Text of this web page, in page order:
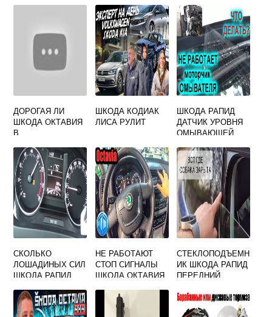
ДОРОГАЯ ЛИ
ШКОДА ОКТАВИЯ
В
ШКОДА КОДИАК
ЛИСА РУЛИТ
ШКОДА РАПИД
ДАТЧИК УРОВНЯ
ОМЫВАЮЩЕЙ
СКОЛЬКО
ЛОШАДИНЫХ СИЛ
ШКОДА РАПИД
НЕ РАБОТАЮТ
СТОП СИГНАЛЫ
ШКОДА ОКТАВИЯ
СТЕКЛОПОДЪЕМН
ИК ШКОДА РАПИД
ПЕРЕДНИЙ